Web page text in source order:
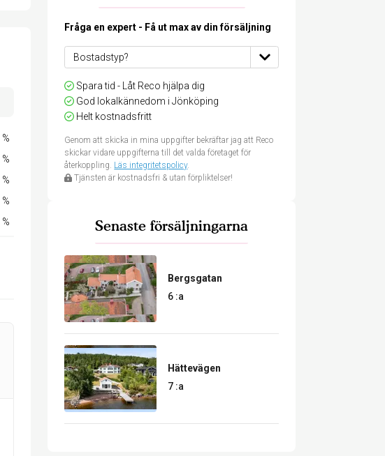
%
%
%
%
%
Fråga en expert - Få ut max av din försäljning
Spara tid - Låt Reco hjälpa dig
God lokalkännedom i Jönköping
Helt kostnadsfritt
Genom att skicka in mina uppgifter bekräftar jag att Reco
skickar vidare uppgifterna till det valda företaget för
återkoppling. Läs integritetspolicy.
Tjänsten är kostnadsfri & utan förpliktelser!
Senaste försäljningarna
Bergsgatan
6 :a
Hättevägen
7 :a